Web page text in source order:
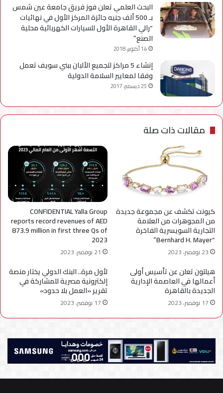
البحث العلمي تعلن فوز فريق جامعة عين شمس
بـ 500 ألف جنيه جائزة المركز الأول في نهائيات
“رالي القاهرة الأول للسيارات الكهربائية محلية
الصنع”
14 أكتوبر، 2018
إنشاء 5 مراكز لتجميع الألبان ببني سويف تعمل
وفقا لمعايير السلامة الدولية
25 ديسمبر، 2017
مقالات ذات صلة
كيونت تكشف عن مجموعة جديدة
من المجوهرات من العلامة
التجارية السويسرية الفاخرة
“Bernhard H. Mayer”
23 نوفمبر، 2023
CONFIDENTIAL Yalla Group
reports record revenues of AED
873.9 million in first three Qs of
2023
21 نوفمبر، 2023
هيلتون تعلن عن تأسيس أولى
أعمالها في العاصمة الإدارية
الجديدة بالقاهرة
17 نوفمبر، 2023
لأول مرة.. البنك الدولي يختار منصة
إلكترونية مصرية للمشاركة في
تقرير «العمل بلا حدود»
17 نوفمبر، 2023